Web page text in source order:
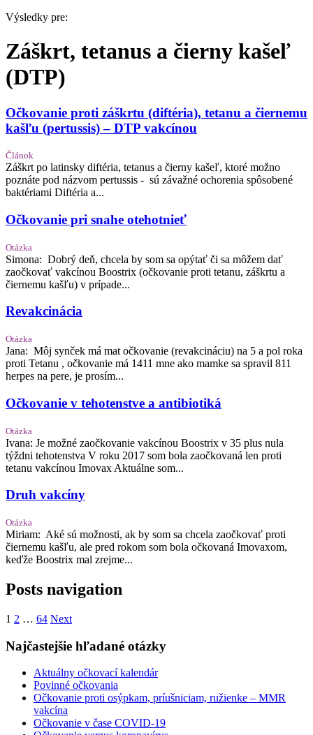
Výsledky pre:
Záškrt, tetanus a čierny kašeľ
(DTP)
Očkovanie proti záškrtu (diftéria), tetanu a čiernemu
kašľu (pertussis) – DTP vakcínou
Článok
Záškrt po latinsky diftéria, tetanus a čierny kašeľ, ktoré možno
poznáte pod názvom pertussis - sú závažné ochorenia spôsobené
baktériami Diftéria a...
Očkovanie pri snahe otehotnieť
Otázka
Simona: Dobrý deň, chcela by som sa opýtať či sa môžem dať
zaočkovať vakcínou Boostrix (očkovanie proti tetanu, záškrtu a
čiernemu kašľu) v prípade...
Revakcinácia
Otázka
Jana: Môj synček má mat očkovanie (revakcináciu) na 5 a pol roka
proti Tetanu , očkovanie má 1411 mne ako mamke sa spravil 811
herpes na pere, je prosím...
Očkovanie v tehotenstve a antibiotiká
Otázka
Ivana: Je možné zaočkovanie vakcínou Boostrix v 35 plus nula
týždni tehotenstva V roku 2017 som bola zaočkovaná len proti
tetanu vakcínou Imovax Aktuálne som...
Druh vakcíny
Otázka
Miriam: Aké sú možnosti, ak by som sa chcela zaočkovať proti
čiernemu kašľu, ale pred rokom som bola očkovaná Imovaxom,
keďže Boostrix mal zrejme...
Posts navigation
1 2 … 64 Next
Najčastejšie hľadané otázky
Aktuálny očkovací kalendár
Povinné očkovania
Očkovanie proti osýpkam, príušniciam, ružienke – MMR
vakcína
Očkovanie v čase COVID-19